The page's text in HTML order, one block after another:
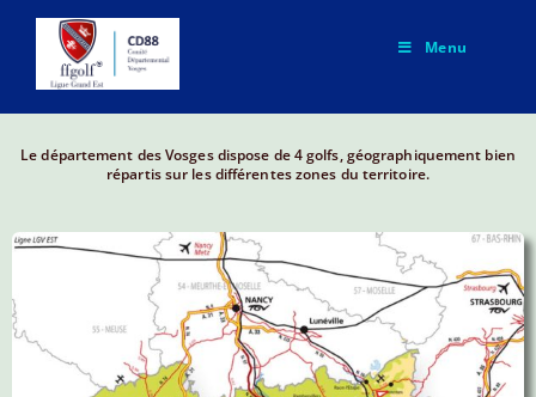
Menu
Le département des Vosges dispose de 4 golfs, géographiquement bien
répartis sur les différentes zones du territoire.